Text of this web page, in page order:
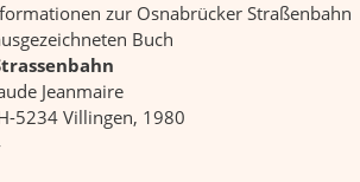
zur Osnabrücker Straßenbahn
Buch
Jeanmaire
5234 Villingen, 1980